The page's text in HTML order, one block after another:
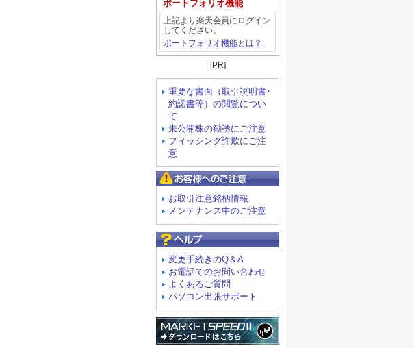
ポートフォリオ機能
上記より楽天会員にログイン
してください。
ポートフォリオ機能とは？
[PR]
重要な書面（取引説明書･
約諾書等）の閲覧につい
て
未公開株の勧誘にご注意
フィッシング詐欺にご注
意
お取引注意銘柄情報
メンテナンス中のご注意
変更手続きのQ＆A
お電話でのお問い合わせ
よくあるご質問
パソコン出張サポート